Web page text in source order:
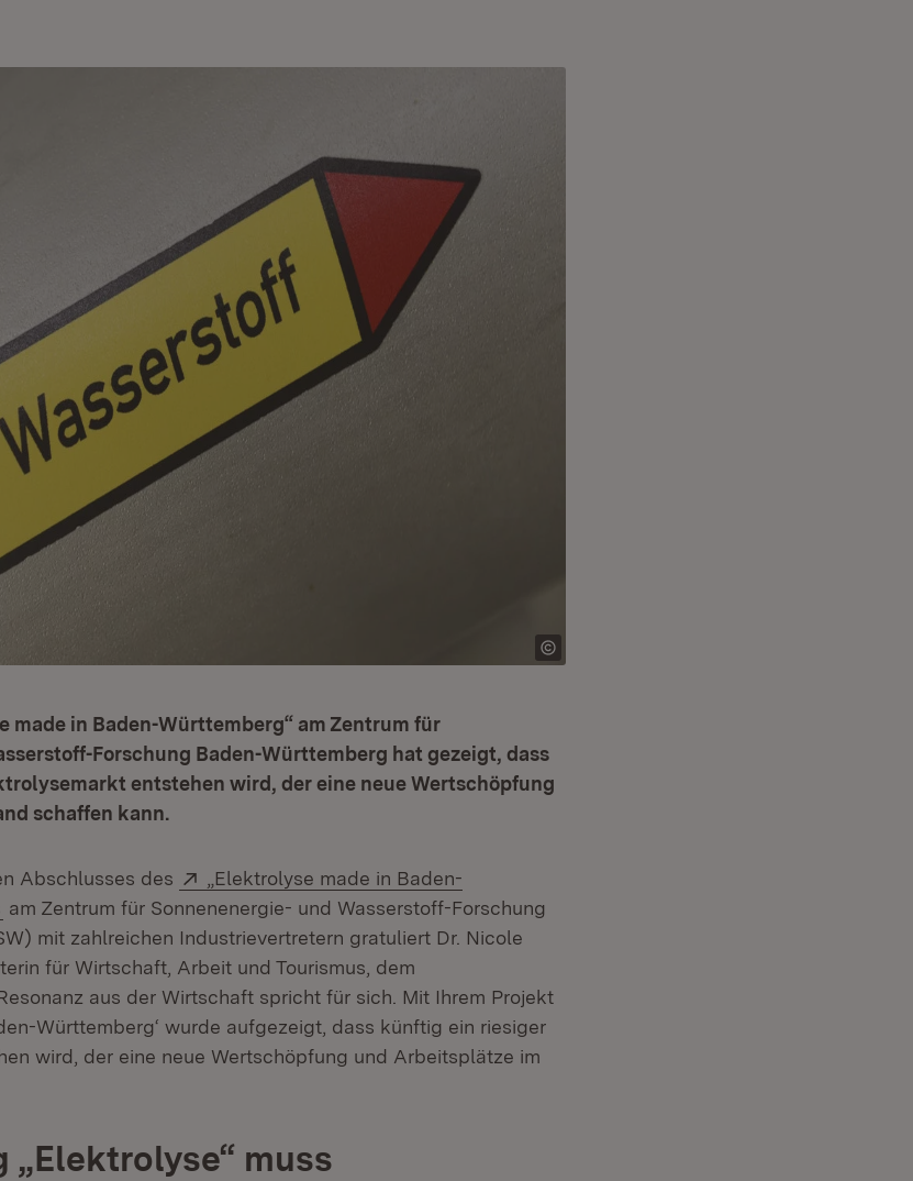
made in Baden-Württemberg“ am Zentrum für
Forschung Baden-Württemberg hat gezeigt, dass
entstehen wird, der eine neue Wertschöpfung
schaffen kann.
Abschlusses des Extern:
„Elektrolyse made in Baden-
(Öffnet in neuem Fenster)
am Zentrum für Sonnenenergie- und Wasserstoff-Forschung
mit zahlreichen Industrievertretern gratuliert Dr. Nicole
für Wirtschaft, Arbeit und Tourismus, dem
aus der Wirtschaft spricht für sich. Mit Ihrem Projekt
Württemberg‘ wurde aufgezeigt, dass künftig ein riesiger
wird, der eine neue Wertschöpfung und Arbeitsplätze im
muss